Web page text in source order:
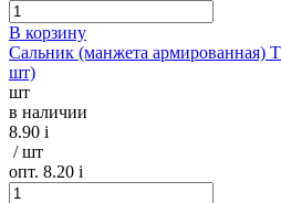
В корзину
Сальник (манжета армированная)
шт)
шт
в наличии
8.90 i
/ шт
опт. 8.20 i